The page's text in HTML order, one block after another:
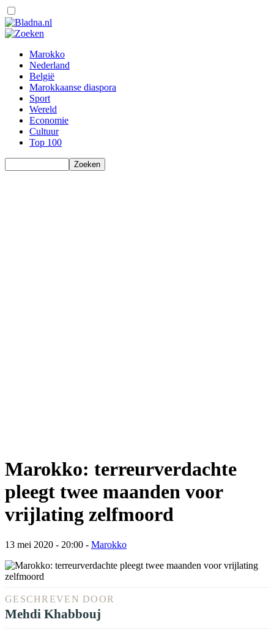
Marokko
Nederland
België
Marokkaanse diaspora
Sport
Wereld
Economie
Cultuur
Top 100
Marokko: terreurverdachte
pleegt twee maanden voor
vrijlating zelfmoord
13 mei 2020 - 20:00 - Marokko
GESCHREVEN DOOR
Mehdi Khabbouj